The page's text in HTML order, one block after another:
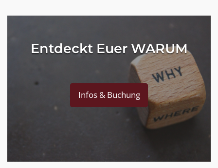
Entdeckt Euer WARUM
Infos & Buchung